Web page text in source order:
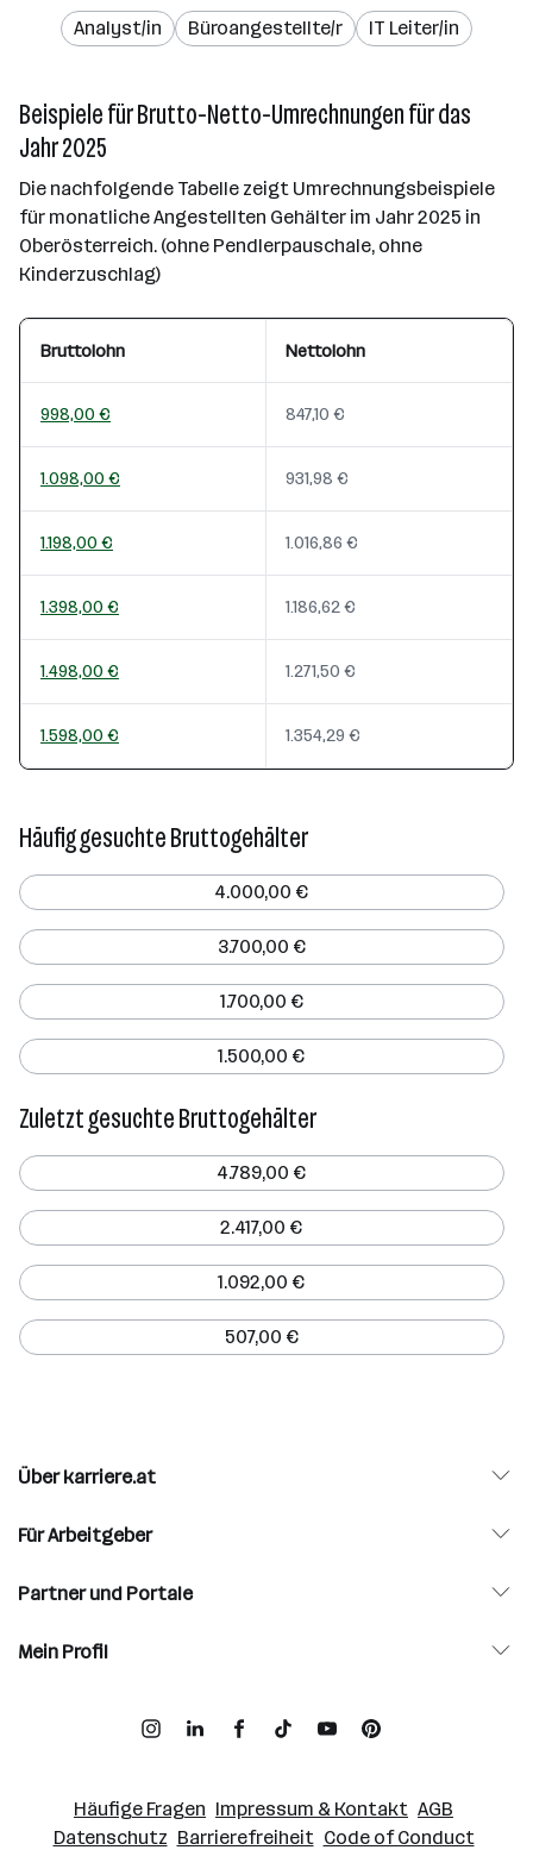
Analyst/in Büroangestellte/r IT Leiter/in
Beispiele für Brutto-Netto-Umrechnungen für das
Jahr 2025
Die nachfolgende Tabelle zeigt Umrechnungsbeispiele
für monatliche Angestellten Gehälter im Jahr 2025 in
Oberösterreich. (ohne Pendlerpauschale, ohne
Kinderzuschlag)
Bruttolohn Nettolohn
998,00 € 847,10 €
1.098,00 € 931,98 €
1.198,00 € 1.016,86 €
1.398,00 € 1.186,62 €
1.498,00 € 1.271,50 €
1.598,00 € 1.354,29 €
Häufig gesuchte Bruttogehälter
4.000,00 €
3.700,00 €
1.700,00 €
1.500,00 €
Zuletzt gesuchte Bruttogehälter
4.789,00 €
2.417,00 €
1.092,00 €
507,00 €
Über karriere.at
Für Arbeitgeber
Partner und Portale
Mein Profil
Häufige Fragen Impressum & Kontakt AGB
Datenschutz Barrierefreiheit Code of Conduct